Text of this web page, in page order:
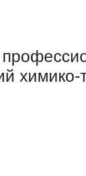
химико-